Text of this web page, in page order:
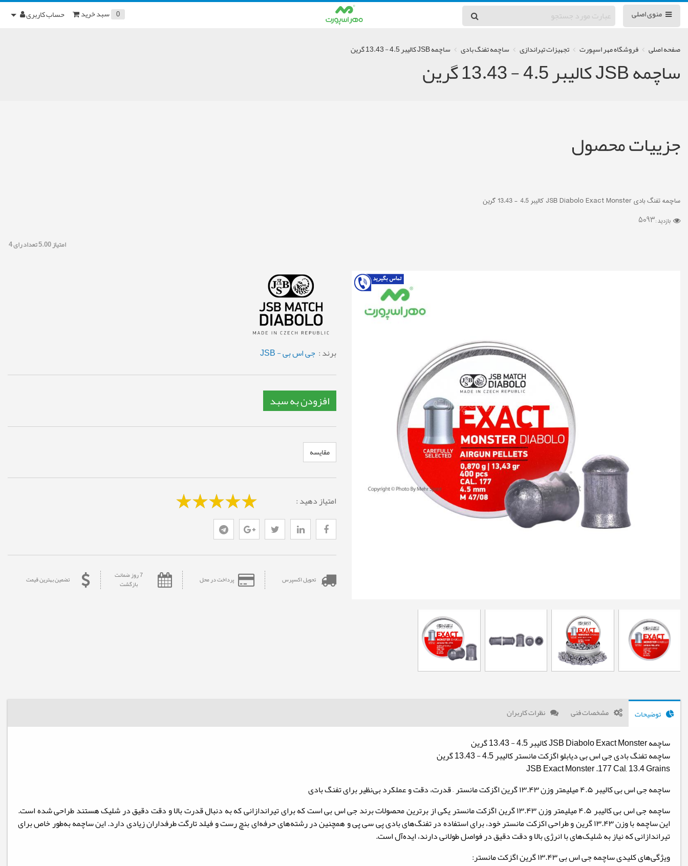
منوی اصلی حساب کاربری 0 سبد خرید
صفحه اصلی فروشگاه مهر اسپورت تجهیزات تیراندازی ساچمه تفنگ بادی ساچمه JSB کالیبر 4.5 - 13.43 گرین
ساچمه JSB کالیبر 4.5 - 13.43 گرین
جزییات محصول
ساچمه تفنگ بادی JSB Diabolo Exact Monster کالیبر 4.5 - 13.43 گرین
بازدید :5093
امتیاز5.00تعداد رای4
برند : جی اس بی - JSB
افزودن به سبد
مقایسه
امتیاز دهید :
تحویل اکسپرس پرداخت در محل 7 روز ضمانت
بازگشت تضمین بهترین قیمت
توضیحات مشخصات فنی نظرات کاربران
ساچمه JSB Diabolo Exact Monster کالیبر 4.5 - 13.43 گرین
ساچمه تفنگ بادی جی اس بی دیابلو اگزکت مانستر کالیبر 4.5 - 13.43 گرین
JSB Exact Monster .177 Cal, 13.4 Grains
ساچمه جی اس بی کالیبر ۴.۵ میلیمتر وزن ۱۳.۴۳ گرین اگزکت مانستر – قدرت، دقت و عملکرد بی‌نظیر برای تفنگ بادی
ساچمه جی اس بی کالیبر ۴.۵ میلیمتر وزن ۱۳.۴۳ گرین اگزکت مانستر یکی از برترین محصولات برند جی اس بی است که برای تیراندازانی که به دنبال قدرت بالا و دقت دقیق در شلیک هستند طراحی شده است.
این ساچمه با وزن ۱۳.۴۳ گرین و طراحی اکزکت مانستر خود، برای استفاده در تفنگ‌های بادی پی سی پی و همچنین در رشته‌های حرفه‌ای بنچ رست و فیلد تارگت طرفداران زیادی دارد. این ساچمه به‌طور خاص برای
تیراندازانی که نیاز به شلیک‌های با انرژی بالا و دقت دقیق در فواصل طولانی دارند، ایده‌آل است.
ویژگی‌های کلیدی ساچمه جی اس بی ۱۳.۴۳ گرین اگزکت مانستر: